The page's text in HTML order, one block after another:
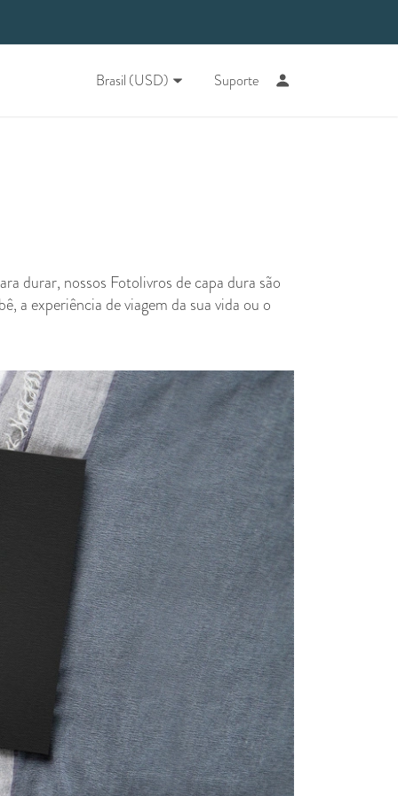
Brasil (USD) Suporte
durar, nossos Fotolivros de capa dura são
a experiência de viagem da sua vida ou o